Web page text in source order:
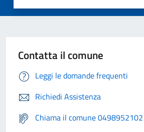
Contatta il comune
Leggi le domande frequenti
Richiedi Assistenza
Chiama il comune 0498952102